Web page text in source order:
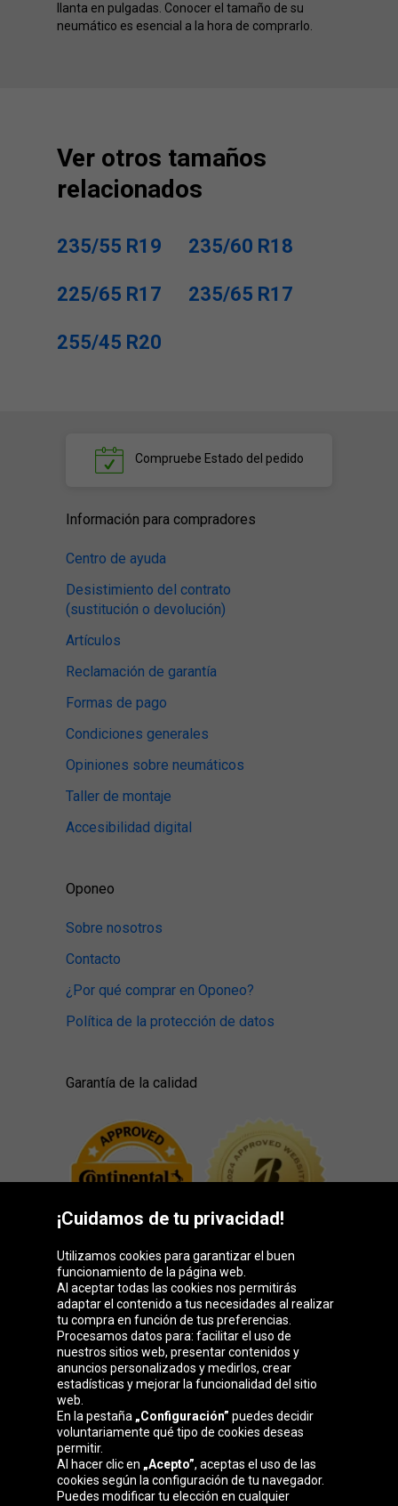
llanta en pulgadas. Conocer el tamaño de su
neumático es esencial a la hora de comprarlo.
Ver otros tamaños
relacionados
235/55 R19 235/60 R18
225/65 R17 235/65 R17
255/45 R20
Compruebe Estado del pedido
Información para compradores
Centro de ayuda
Desistimiento del contrato
(sustitución o devolución)
Artículos
Reclamación de garantía
Formas de pago
Condiciones generales
Opiniones sobre neumáticos
Taller de montaje
Accesibilidad digital
Oponeo
Sobre nosotros
Contacto
¿Por qué comprar en Oponeo?
Política de la protección de datos
Garantía de la calidad
Grupo Oponeo
Belgique
republika
France Italia Magyarország Nederland
¡Cuidamos de tu privacidad!
Utilizamos cookies para garantizar el buen
funcionamiento de la página web.
Al aceptar todas las cookies nos permitirás
adaptar el contenido a tus necesidades al realizar
tu compra en función de tus preferencias.
Procesamos datos para: facilitar el uso de
nuestros sitios web, presentar contenidos y
anuncios personalizados y medirlos, crear
estadísticas y mejorar la funcionalidad del sitio
web.
En la pestaña „Configuración” puedes decidir
voluntariamente qué tipo de cookies deseas
permitir.
Al hacer clic en „Acepto”, aceptas el uso de las
cookies según la configuración de tu navegador.
Puedes modificar tu elección en cualquier